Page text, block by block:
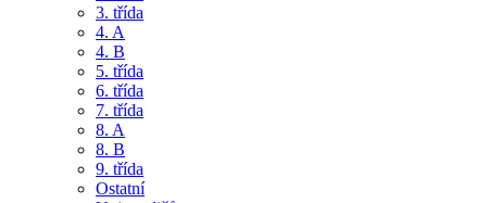
3. třída
4. A
4. B
5. třída
6. třída
7. třída
8. A
8. B
9. třída
Ostatní